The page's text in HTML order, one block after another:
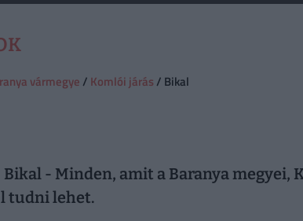
vármegye / Komlói járás / Bikal
Bikal - Minden, amit a Baranya megyei,
tudni lehet.